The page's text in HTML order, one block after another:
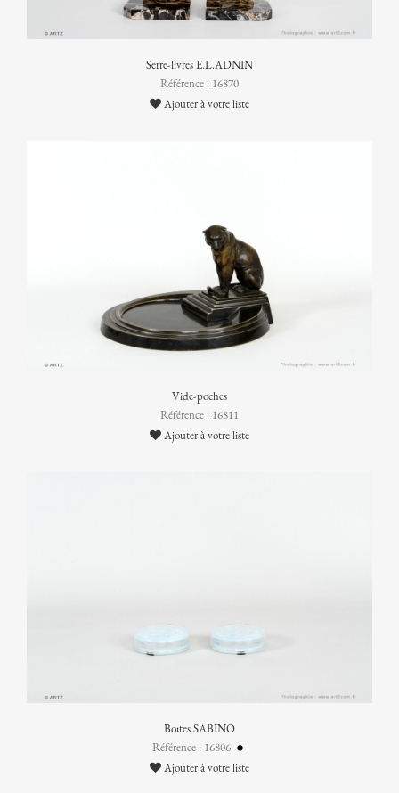
Serre-livres E.L.ADNIN
Référence : 16870
Ajouter à votre liste
Vide-poches
Référence : 16811
Ajouter à votre liste
Boîtes SABINO
Référence : 16806
Ajouter à votre liste